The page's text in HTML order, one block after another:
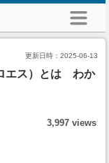
更新日時： 2025-06-13
エス）とは わか
3,997 views